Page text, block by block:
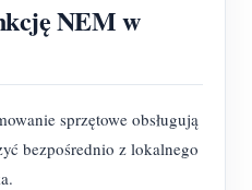
NEM w
sprzętowe obsługują
bezpośrednio z lokalnego